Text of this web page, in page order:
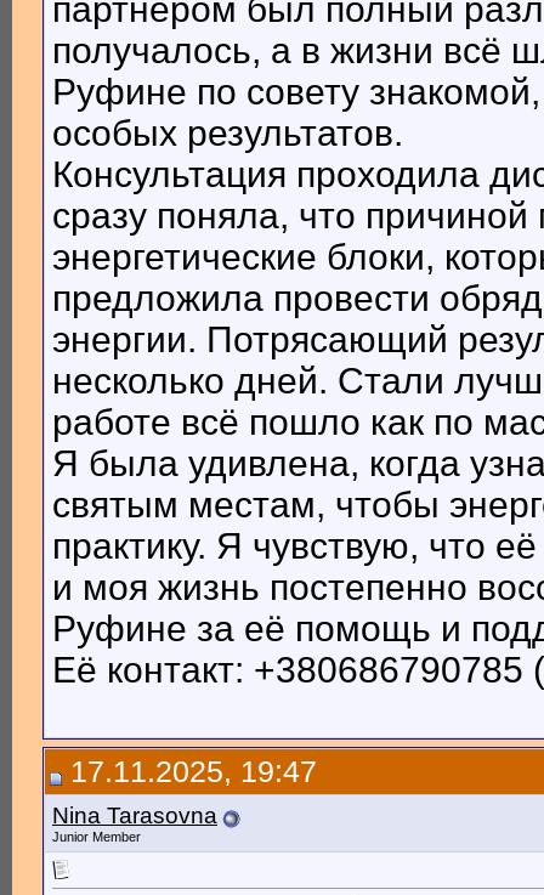
партнёром был полный
получалось, а в жизни всё
Руфине по совету
особых результатов.
Консультация проходила
сразу поняла, что
энергетические блоки,
предложила провести
энергии. Потрясающий
несколько дней. Стали
работе всё пошло как по
Я была удивлена, когда
святым местам, чтобы
практику. Я чувствую, что
и моя жизнь постепенно
Руфине за её помощь и
Её контакт: +380686790785
17.11.2025, 19:47
Nina Tarasovna
Junior Member